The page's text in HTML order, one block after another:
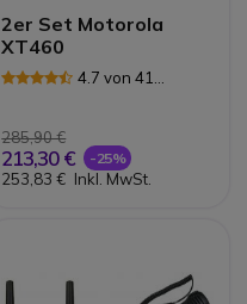
2er Set Motorola
XT460
4.7 von 41
285,90 €
213,30 € -25%
253,83 € Inkl. MwSt.